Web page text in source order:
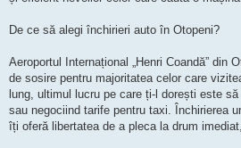
De ce să alegi închirieri auto în Otopeni?
Aeroportul Internațional „Henri Coandă” din
de sosire pentru majoritatea celor care
lung, ultimul lucru pe care ți-l dorești este
sau negociind tarife pentru taxi. Închirierea
îți oferă libertatea de a pleca la drum